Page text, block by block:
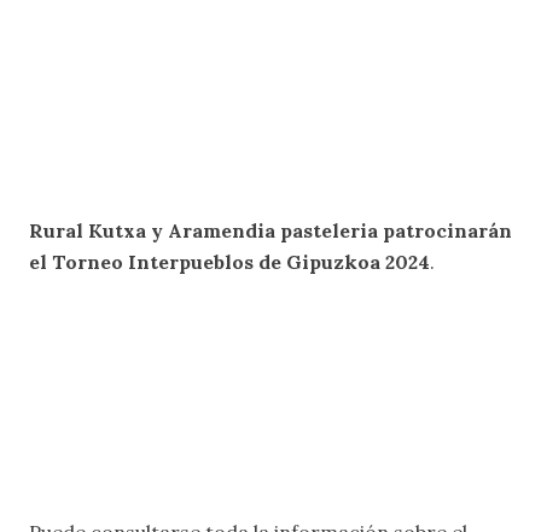
Rural Kutxa y Aramendia pasteleria patrocinarán
el Torneo Interpueblos de Gipuzkoa 2024.